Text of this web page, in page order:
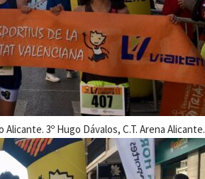
3º Hugo Dávalos, C.T. Arena Alicante.